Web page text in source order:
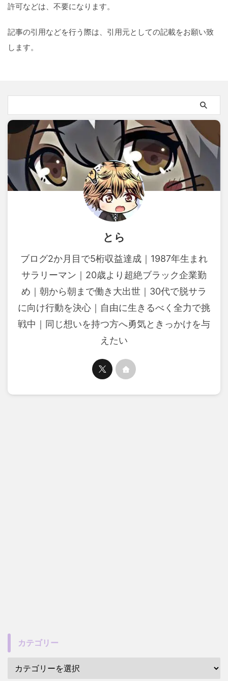
許可などは、不要になります。
記事の引用などを行う際は、引用元としての記載をお願い致
します。
とら
ブログ2か月目で5桁収益達成｜1987年生まれ
サラリーマン｜20歳より超絶ブラック企業勤
め｜朝から朝まで働き大出世｜30代で脱サラ
に向け行動を決心｜自由に生きるべく全力で挑
戦中｜同じ想いを持つ方へ勇気ときっかけを与
えたい
カテゴリー